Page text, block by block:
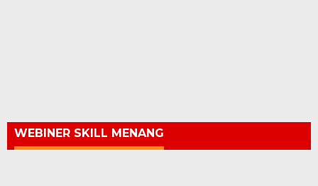
WEBINER SKILL MENANG